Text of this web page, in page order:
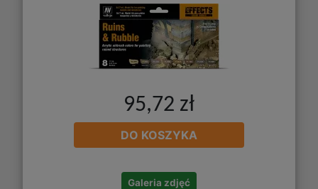
95,72 zł
DO KOSZYKA
Galeria zdjęć